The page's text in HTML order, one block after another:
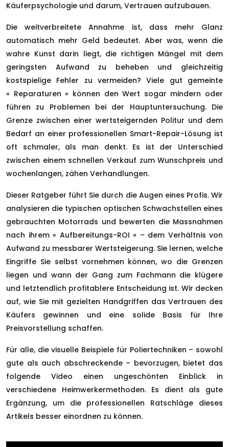
Käuferpsychologie und darum, Vertrauen aufzubauen.
Die weitverbreitete Annahme ist, dass mehr Glanz
automatisch mehr Geld bedeutet. Aber was, wenn die
wahre Kunst darin liegt, die richtigen Mängel mit dem
geringsten Aufwand zu beheben und gleichzeitig
kostspielige Fehler zu vermeiden? Viele gut gemeinte
« Reparaturen » können den Wert sogar mindern oder
führen zu Problemen bei der Hauptuntersuchung. Die
Grenze zwischen einer wertsteigernden Politur und dem
Bedarf an einer professionellen Smart-Repair-Lösung ist
oft schmaler, als man denkt. Es ist der Unterschied
zwischen einem schnellen Verkauf zum Wunschpreis und
wochenlangen, zähen Verhandlungen.
Dieser Ratgeber führt Sie durch die Augen eines Profis. Wir
analysieren die typischen optischen Schwachstellen eines
gebrauchten Motorrads und bewerten die Massnahmen
nach ihrem « Aufbereitungs-ROI » – dem Verhältnis von
Aufwand zu messbarer Wertsteigerung. Sie lernen, welche
Eingriffe Sie selbst vornehmen können, wo die Grenzen
liegen und wann der Gang zum Fachmann die klügere
und letztendlich profitablere Entscheidung ist. Wir decken
auf, wie Sie mit gezielten Handgriffen das Vertrauen des
Käufers gewinnen und eine solide Basis für Ihre
Preisvorstellung schaffen.
Für alle, die visuelle Beispiele für Poliertechniken – sowohl
gute als auch abschreckende – bevorzugen, bietet das
folgende Video einen ungeschönten Einblick in
verschiedene Heimwerkermethoden. Es dient als gute
Ergänzung, um die professionellen Ratschläge dieses
Artikels besser einordnen zu können.